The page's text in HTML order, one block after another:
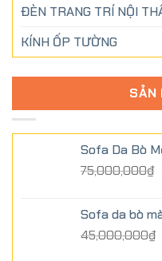
ĐÈN TRANG TRÍ NỘI
KÍNH ỐP TƯỜNG
SẢN
Sofa Da Bò
75,000,000₫
Sofa da bò
45,000,000₫